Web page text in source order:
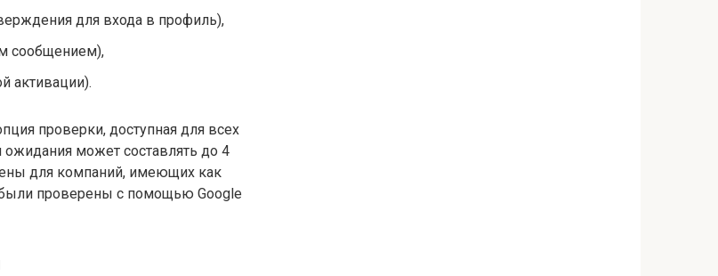
для входа в профиль),
сообщением),
активации).
проверки, доступная для всех
может составлять до 4
для компаний, имеющих как
проверены с помощью Google